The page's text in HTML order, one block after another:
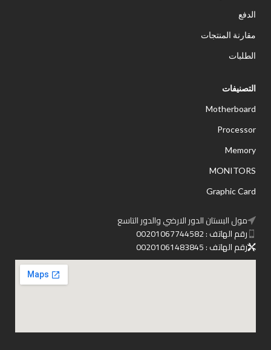
الدفع
مقارنة المنتجات
الطلبات
التصنيفات
Motherboard
Processor
Memory
MONITORS
Graphic Card
مول البستان الدور الارضي والدور التاسع
رقم الهاتف : 00201067744582
رقم الهاتف : 00201061483845